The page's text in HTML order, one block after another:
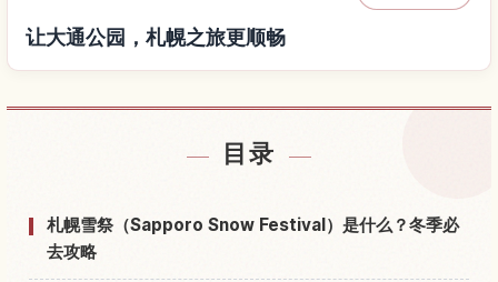
让大通公园，札幌之旅更顺畅
目录
札幌雪祭（Sapporo Snow Festival）是什么？冬季必
去攻略